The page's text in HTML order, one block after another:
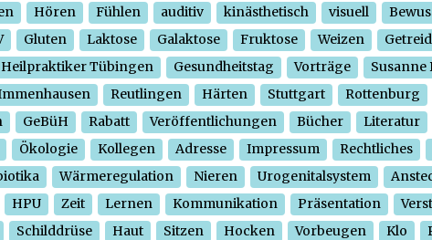
Hören Fühlen auditiv kinästhetisch visuell
Gluten Laktose Galaktose Fruktose Weizen
Heilpraktiker Tübingen
Gesundheitstag Vorträge Susanne
Reutlingen Härten Stuttgart Rottenburg
GeBüH Rabatt Veröffentlichungen Bücher Literatur
Ökologie
Kollegen Adresse Impressum Rechtliches
Wärmeregulation Nieren Urogenitalsystem
HPU
Zeit Lernen Kommunikation Präsentation
Schilddrüse
Haut Sitzen Hocken Vorbeugen Klo